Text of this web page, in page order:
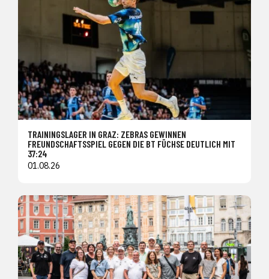
TRAININGSLAGER IN GRAZ: ZEBRAS GEWINNEN
FREUNDSCHAFTSSPIEL GEGEN DIE BT FÜCHSE DEUTLICH MIT
37:24
01.08.26